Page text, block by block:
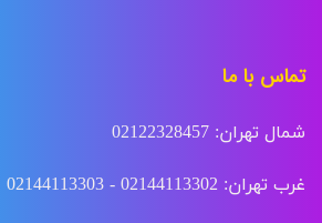
تماس با ما
شمال تهران: 02122328457
غرب تهران: 02144113302 - 02144113303